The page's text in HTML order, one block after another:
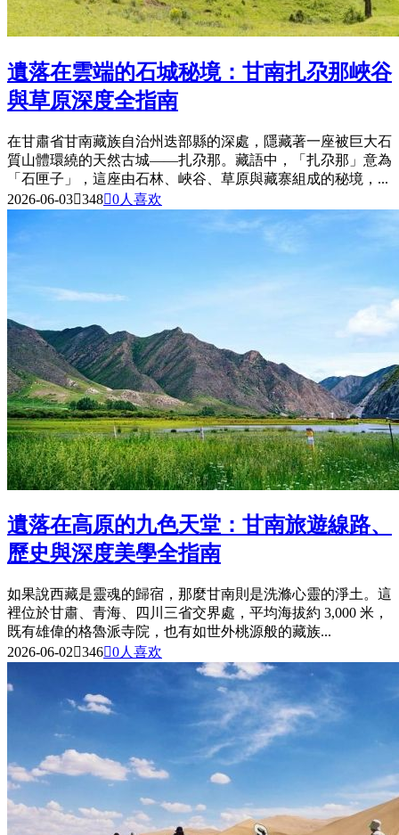
遺落在雲端的石城秘境：甘南扎尕那峽谷
與草原深度全指南
在甘肅省甘南藏族自治州迭部縣的深處，隱藏著一座被巨大石
質山體環繞的天然古城——扎尕那。藏語中，「扎尕那」意為
「石匣子」，這座由石林、峽谷、草原與藏寨組成的秘境，...
2026-06-033480人喜欢
遺落在高原的九色天堂：甘南旅遊線路、
歷史與深度美學全指南
如果說西藏是靈魂的歸宿，那麼甘南則是洗滌心靈的淨土。這
裡位於甘肅、青海、四川三省交界處，平均海拔約 3,000 米，
既有雄偉的格魯派寺院，也有如世外桃源般的藏族...
2026-06-023460人喜欢